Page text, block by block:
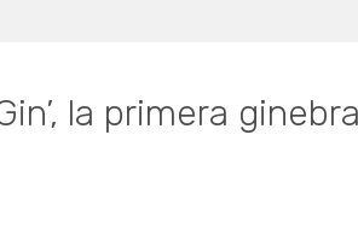
la primera